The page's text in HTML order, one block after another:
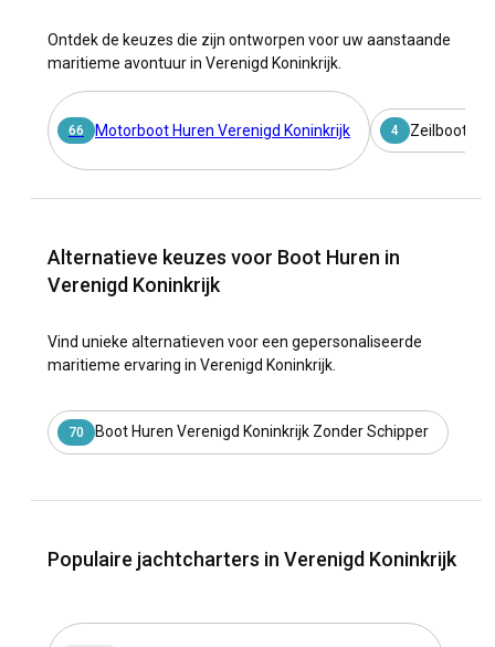
Ontdek de keuzes die zijn ontworpen voor uw aanstaande
maritieme avontuur in Verenigd Koninkrijk.
66 Motorboot Huren Verenigd Koninkrijk 4 Zeilboot
Alternatieve keuzes voor Boot Huren in
Verenigd Koninkrijk
Vind unieke alternatieven voor een gepersonaliseerde
maritieme ervaring in Verenigd Koninkrijk.
70 Boot Huren Verenigd Koninkrijk Zonder Schipper
Populaire jachtcharters in Verenigd Koninkrijk